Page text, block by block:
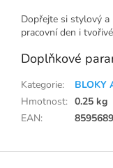
Dopřejte si stylový a
pracovní den i
Doplňkové
Kategorie:
BLOKY
Hmotnost: 0.25 kg
EAN:
Z